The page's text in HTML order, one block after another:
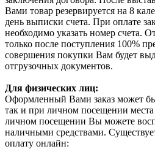
Вами товар резервируется на 8
день выписки счета. При оплате
необходимо указать номер счета.
только после поступления 100%
совершения покупки Вам будет
отгрузочных документов.
Для физических лиц:
Оформленный Вами заказ может
так и при личном посещении
личном посещении Вы можете
наличными средствами.
оплату онлайн: